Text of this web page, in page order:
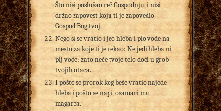
Što nisi poslušao reč Gospodnju, i nisi
držao zapovest koju ti je zapovedio
Gospod Bog tvoj,
Nego si se vratio i jeo hleba i pio vode na
mestu za koje ti je rekao: Ne jedi hleba ni
pij vode; zato neće tvoje telo doći u grob
tvojih otaca.
I pošto se prorok kog beše vratio najede
hleba i pošto se napi, osamari mu
magarca.